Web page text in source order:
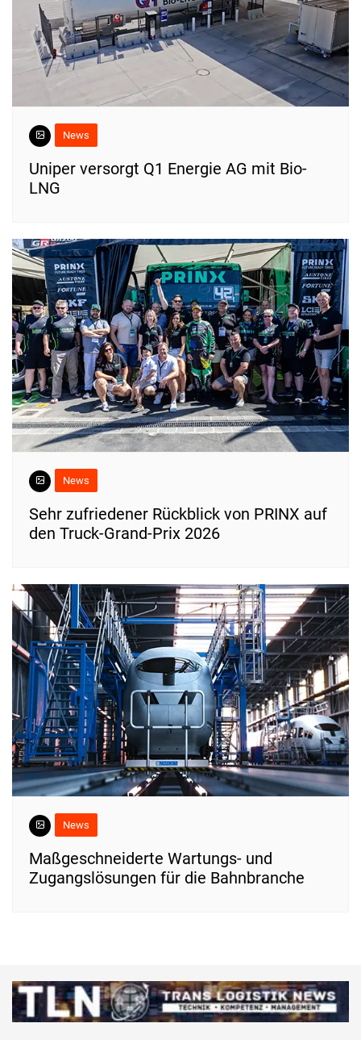
News
Uniper versorgt Q1 Energie AG mit Bio-
LNG
News
Sehr zufriedener Rückblick von PRINX auf
den Truck-Grand-Prix 2026
News
Maßgeschneiderte Wartungs- und
Zugangslösungen für die Bahnbranche